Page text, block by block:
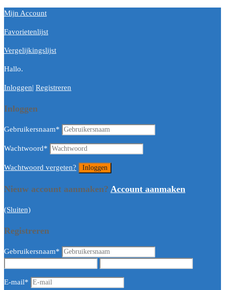
Mijn Account
Favorietenlijst
Vergelijkingslijst
Hallo.
Inloggen| Registreren
Inloggen
Gebruikersnaam*
Wachtwoord*
Wachtwoord vergeten?
Nieuw account aanmaken? Account aanmaken
(Sluiten)
Registreren
Gebruikersnaam*
E-mail*